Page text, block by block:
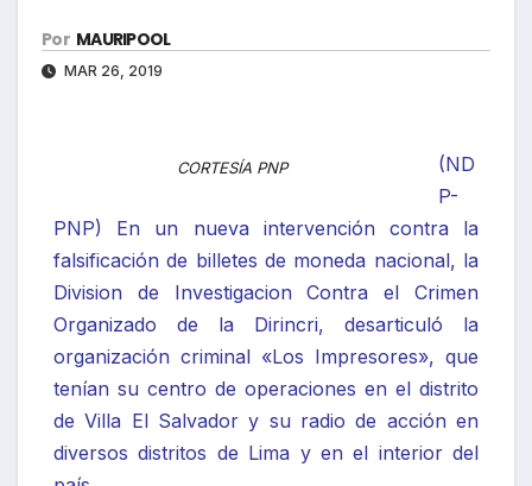
Por MAURIPOOL
MAR 26, 2019
CORTESÍA PNP
(ND
P-
PNP) En un nueva intervención contra la
falsificación de billetes de moneda nacional, la
Division de Investigacion Contra el Crimen
Organizado de la Dirincri, desarticuló la
organización criminal «Los Impresores», que
tenían su centro de operaciones en el distrito
de Villa El Salvador y su radio de acción en
diversos distritos de Lima y en el interior del